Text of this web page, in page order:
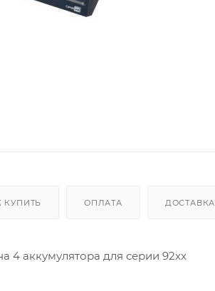
КУПИТЬ ОПЛАТА ДОСТАВКА
4 аккумулятора для серии 92xx